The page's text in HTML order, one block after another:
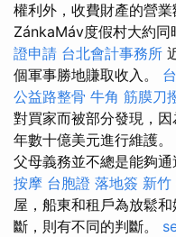
權利外，收費財產的營
ZánkaMáv度假村大約同
證申請 台北會計事務所
個軍事勝地賺取收入。
公益路整骨 牛角 筋膜刀
對買家而被部分發現，
年數十億美元進行維護
父母義務並不總是能夠
按摩 台胞證 落地簽 新竹
屋，船東和租戶為放鬆
斷，則有不同的判斷。